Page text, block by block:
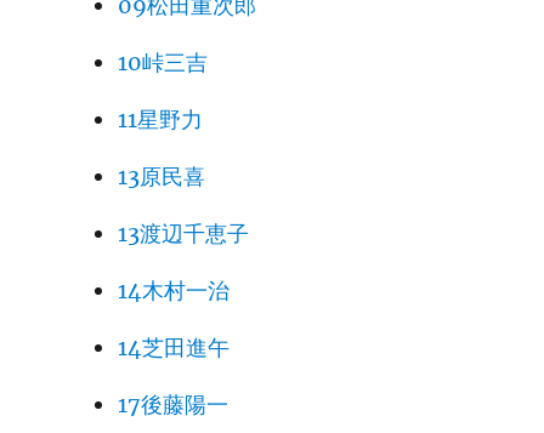
10峠三吉
11星野力
13原民喜
13渡辺千恵子
14木村一治
14芝田進午
17後藤陽一